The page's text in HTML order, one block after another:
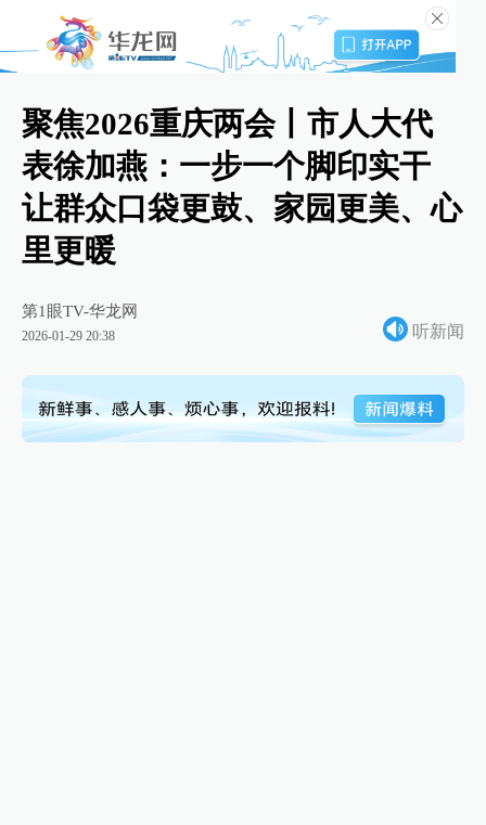
聚焦2026重庆两会丨市人大代
表徐加燕：一步一个脚印实干
让群众口袋更鼓、家园更美、心
里更暖
第1眼TV-华龙网
2026-01-29 20:38 听新闻